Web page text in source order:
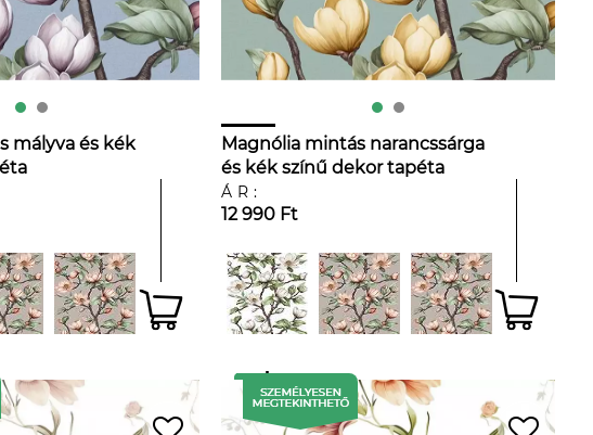
mályva és kék
Magnólia mintás narancssárga
és kék színű dekor tapéta
ÁR:
12 990 Ft